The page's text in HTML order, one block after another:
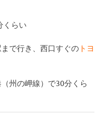
くらい
で行き、西口すぐの トヨ
州の岬線）で30分くら